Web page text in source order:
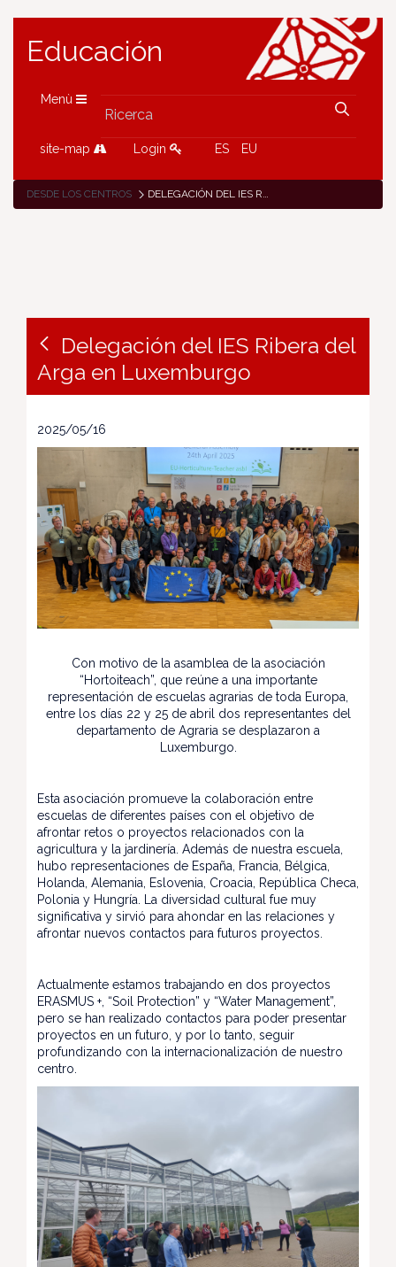
Educación
Menù
site-map Login ES EU
DESDE LOS CENTROS DELEGACIÓN DEL IES RIBERA DEL ARGA EN LUXEMBURGO
Delegación del IES Ribera del
Arga en Luxemburgo
2025/05/16
Con motivo de la asamblea de la asociación
“Hortoiteach”, que reúne a una importante
representación de escuelas agrarias de toda Europa,
entre los días 22 y 25 de abril dos representantes del
departamento de Agraria se desplazaron a
Luxemburgo.
Esta asociación promueve la colaboración entre
escuelas de diferentes países con el objetivo de
afrontar retos o proyectos relacionados con la
agricultura y la jardinería. Además de nuestra escuela,
hubo representaciones de España, Francia, Bélgica,
Holanda, Alemania, Eslovenia, Croacia, República Checa,
Polonia y Hungría. La diversidad cultural fue muy
significativa y sirvió para ahondar en las relaciones y
afrontar nuevos contactos para futuros proyectos.
Actualmente estamos trabajando en dos proyectos
ERASMUS +, “Soil Protection” y “Water Management”,
pero se han realizado contactos para poder presentar
proyectos en un futuro, y por lo tanto, seguir
profundizando con la internacionalización de nuestro
centro.